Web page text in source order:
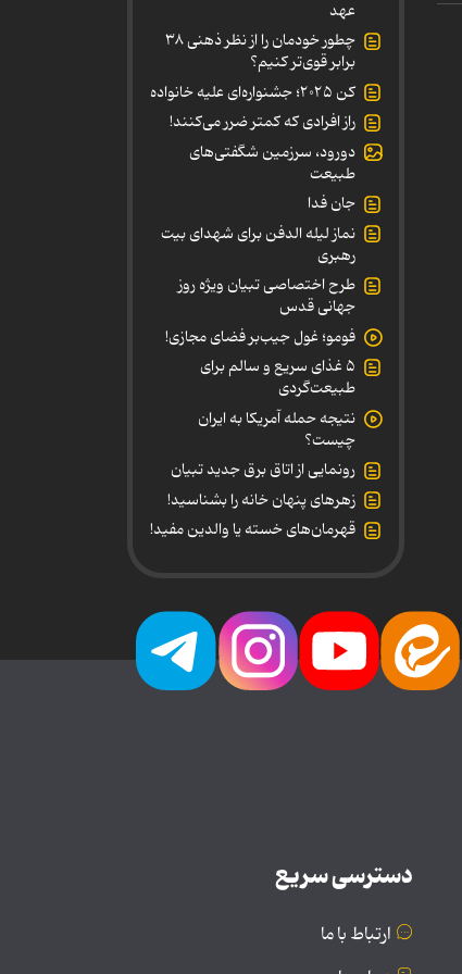
عهد
چطور خودمان را از نظر ذهنی ۳۸
برابر قوی‌تر کنیم؟
کن ۲۰۲۵؛ جشنواره‌ای علیه خانواده
راز افرادی که کمتر ضرر می‌کنند!
دورود، سرزمین شگفتی‌های
طبیعت
جان فدا
نماز لیله الدفن برای شهدای بیت
رهبری
طرح اختصاصی تبیان ویژه روز
جهانی قدس
فومو؛ غول جیب‌بر فضای مجازی!
۵ غذای سریع و سالم برای
طبیعت‌گردی
نتیجه حمله آمریکا به ایران
چیست؟
رونمایی از اتاق برق جدید تبیان
زهرهای پنهان خانه را بشناسید!
قهرمان‌های خسته یا والدین مفید!
دسترسی سریع
ارتباط با ما